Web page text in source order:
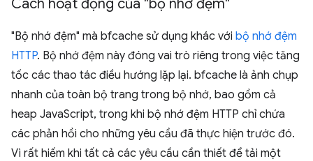
Cách hoạt động của "bộ nhớ đệm"
"Bộ nhớ đệm" mà bfcache sử dụng khác với bộ nhớ đệm
HTTP. Bộ nhớ đệm này đóng vai trò riêng trong việc tăng
tốc các thao tác điều hướng lặp lại. bfcache là ảnh chụp
nhanh của toàn bộ trang trong bộ nhớ, bao gồm cả
heap JavaScript, trong khi bộ nhớ đệm HTTP chỉ chứa
các phản hồi cho những yêu cầu đã thực hiện trước đó.
Vì rất hiếm khi tất cả các yêu cầu cần thiết để tải một